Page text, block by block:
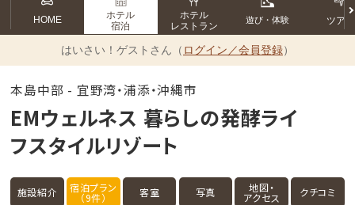
HOME
ホテル
宿泊
ホテル
レストラン
遊び・体験 ツアー
はいさい！ ゲストさん（ ログイン／会員登録）
本島中部 - 宜野湾・浦添・沖縄市
EMウェルネス 暮らしの発酵ライ
フスタイルリゾート
施設紹介 宿泊プラン
（9件） 客室 写真 地図・
アクセス クチコミ